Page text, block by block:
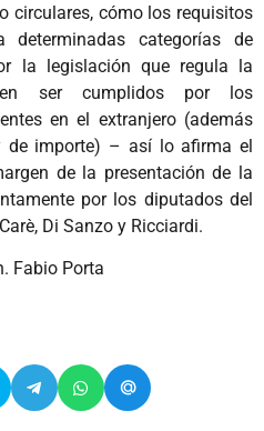
circulares, cómo los requisitos
categorías de
la legislación que regula la
ser cumplidos por los
en el extranjero (además
de importe) – así lo afirma el
de la presentación de la
por los diputados del
Di Sanzo y Ricciardi.
Fabio Porta